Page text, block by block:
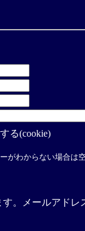
る(cookie)
がわからない場合は
。メールアド